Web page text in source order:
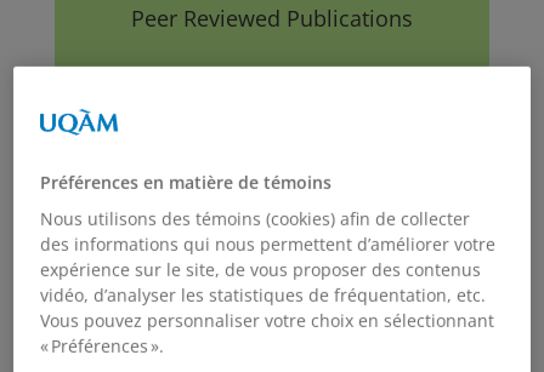
Peer Reviewed Publications
89.Bernardo-Santos J., Labrie G., Lucas E. (2019).
abbreviated wireworm,Hypnoidus abbreviatus
Bulletin of Insectology, 72(2): 249-252.ISSN 1721-8861
eISSN 2283-0332
72.Maisonhaute, J.-E., Labrie, G. & Lucas, E. (2017).
Direct and indirect effects of the spatial context on
the natural biocontrol of an invasive crop pest.
Préférences en matière de témoins
Nous utilisons des témoins (cookies) afin de collecter
des informations qui nous permettent d’améliorer votre
expérience sur le site, de vous proposer des contenus
vidéo, d’analyser les statistiques de fréquentation, etc.
Vous pouvez personnaliser votre choix en sélectionnant
« Préférences ».